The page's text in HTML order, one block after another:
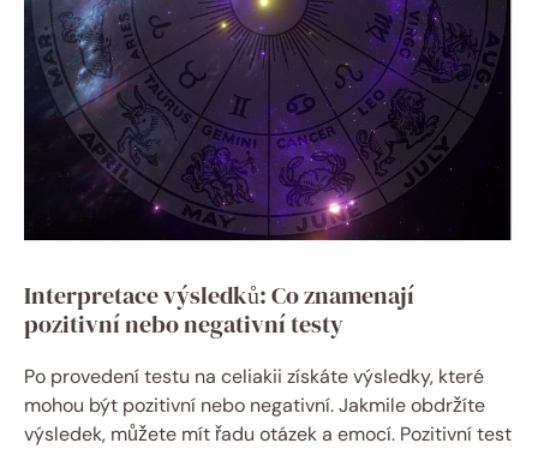
Interpretace výsledků: Co znamenají
pozitivní nebo negativní testy
Po provedení testu na celiakii získáte výsledky, které
mohou ⁢být pozitivní‍ nebo negativní. Jakmile obdržíte⁣
výsledek, můžete mít ‌řadu ‍otázek a ​emocí. Pozitivní test